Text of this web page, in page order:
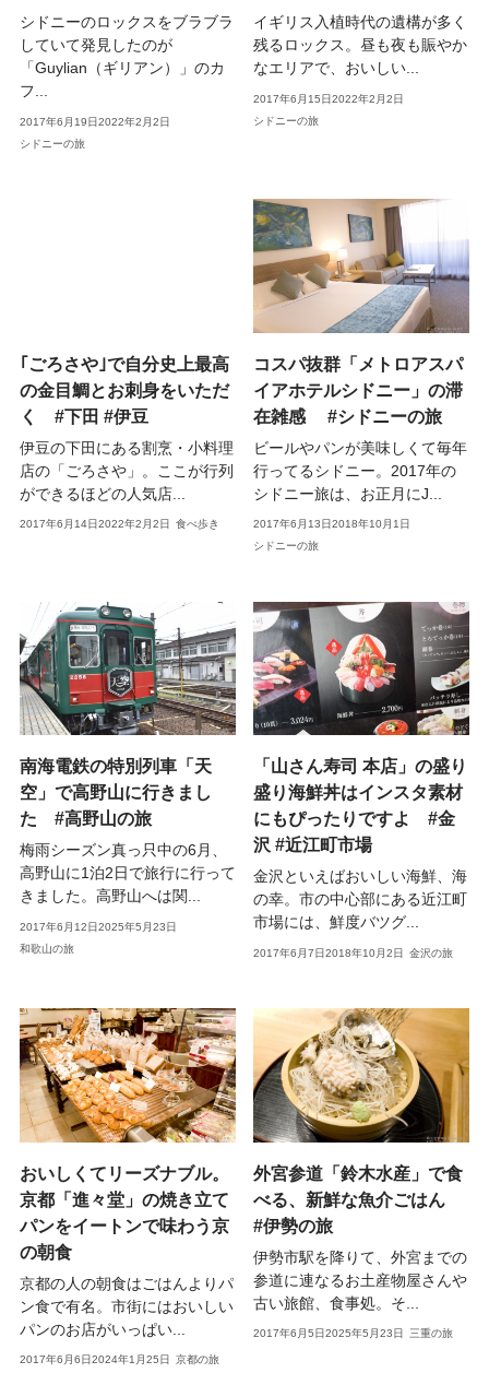
シドニーのロックスをブラブラ
していて発見したのが
「Guylian（ギリアン）」のカ
フ...
2017年6月19日2022年2月2日
シドニーの旅
イギリス入植時代の遺構が多く
残るロックス。昼も夜も賑やか
なエリアで、おいしい...
2017年6月15日2022年2月2日
シドニーの旅
｢ごろさや｣で自分史上最高
の金目鯛とお刺身をいただ
く #下田 #伊豆
伊豆の下田にある割烹・小料理
店の「ごろさや」。ここが行列
ができるほどの人気店...
2017年6月14日2022年2月2日 食べ歩き
コスパ抜群「メトロアスパ
イアホテルシドニー」の滞
在雑感 #シドニーの旅
ビールやパンが美味しくて毎年
行ってるシドニー。2017年の
シドニー旅は、お正月にJ...
2017年6月13日2018年10月1日
シドニーの旅
南海電鉄の特別列車「天
空」で高野山に行きまし
た #高野山の旅
梅雨シーズン真っ只中の6月、
高野山に1泊2日で旅行に行って
きました。高野山へは関...
2017年6月12日2025年5月23日
和歌山の旅
「山さん寿司 本店」の盛り
盛り海鮮丼はインスタ素材
にもぴったりですよ #金
沢 #近江町市場
金沢といえばおいしい海鮮、海
の幸。市の中心部にある近江町
市場には、鮮度バツグ...
2017年6月7日2018年10月2日 金沢の旅
おいしくてリーズナブル。
京都「進々堂」の焼き立て
パンをイートンで味わう京
の朝食
京都の人の朝食はごはんよりパ
ン食で有名。市街にはおいしい
パンのお店がいっぱい...
2017年6月6日2024年1月25日 京都の旅
外宮参道「鈴木水産」で食
べる、新鮮な魚介ごはん
#伊勢の旅
伊勢市駅を降りて、外宮までの
参道に連なるお土産物屋さんや
古い旅館、食事処。そ...
2017年6月5日2025年5月23日 三重の旅